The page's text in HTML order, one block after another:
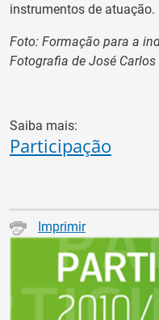
instrumentos de atuação.
Foto: Formação para a
Fotografia de José Carlos
Saiba mais:
Participação
Imprimir